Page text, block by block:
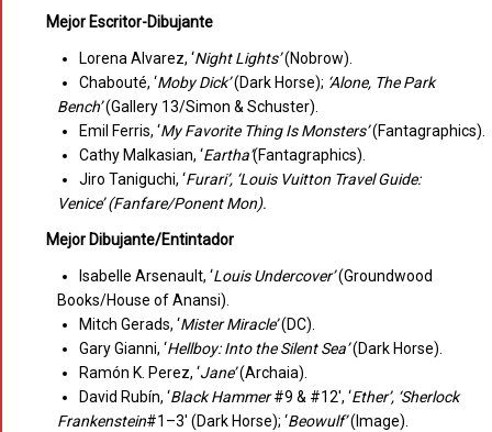
Mejor Escritor-Dibujante
Lorena Alvarez, ‘Night Lights’(Nobrow).
Chabouté, ‘Moby Dick’(Dark Horse); ‘Alone, The Park
Bench’(Gallery 13/Simon & Schuster).
Emil Ferris, ‘My Favorite Thing Is Monsters’(Fantagraphics).
Cathy Malkasian, ‘Eartha’(Fantagraphics).
Jiro Taniguchi, ‘Furari’, ‘Louis Vuitton Travel Guide:
Venice’(Fanfare/Ponent Mon).
Mejor Dibujante/Entintador
Isabelle Arsenault, ‘Louis Undercover’(Groundwood
Books/House of Anansi).
Mitch Gerads, ‘Mister Miracle’(DC).
Gary Gianni, ‘Hellboy: Into the Silent Sea’(Dark Horse).
Ramón K. Perez, ‘Jane’(Archaia).
David Rubín, ‘Black Hammer#9 & #12′, ‘Ether’, ‘Sherlock
Frankenstein#1–3′ (Dark Horse); ‘Beowulf’(Image).